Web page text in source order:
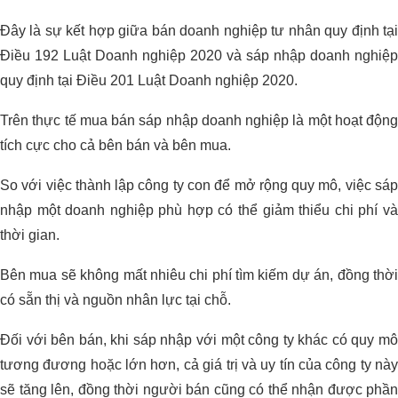
Đây là sự kết hợp giữa bán doanh nghiệp tư nhân quy định tại
Điều 192 Luật Doanh nghiệp 2020 và sáp nhập doanh nghiệp
quy định tại Điều 201 Luật Doanh nghiệp 2020.
Trên thực tế mua bán sáp nhập doanh nghiệp là một hoạt động
tích cực cho cả bên bán và bên mua.
So với việc thành lập công ty con để mở rộng quy mô, việc sáp
nhập một doanh nghiệp phù hợp có thể giảm thiểu chi phí và
thời gian.
Bên mua sẽ không mất nhiêu chi phí tìm kiếm dự án, đồng thời
có sẵn thị và nguồn nhân lực tại chỗ.
Đối với bên bán, khi sáp nhập với một công ty khác có quy mô
tương đương hoặc lớn hơn, cả giá trị và uy tín của công ty này
sẽ tăng lên, đồng thời người bán cũng có thể nhận được phần